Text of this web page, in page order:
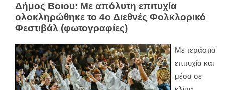
Δήμος Βοιου: Με απόλυτη επιτυχία
ολοκληρώθηκε το 4ο Διεθνές Φολκλορικό
Φεστιβάλ (φωτογραφίες)
Με τεράστια
επιτυχία και
μέσα σε